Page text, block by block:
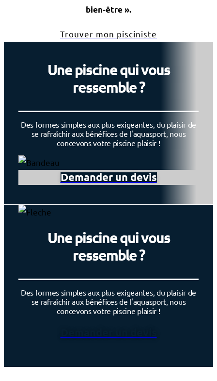
bien-être ».
Trouver mon pisciniste
Une piscine qui vous
ressemble ?
Des formes simples aux plus exigeantes, du plaisir de
se rafraîchir aux bénéfices de l'aquasport, nous
concevons votre piscine plaisir !
Demander un devis
Une piscine qui vous
ressemble ?
Des formes simples aux plus exigeantes, du plaisir de
se rafraîchir aux bénéfices de l'aquasport, nous
concevons votre piscine plaisir !